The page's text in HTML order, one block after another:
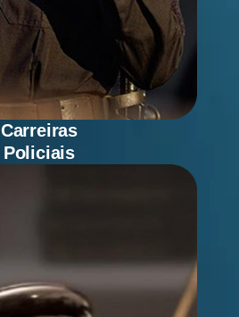
Carreiras
Policiais